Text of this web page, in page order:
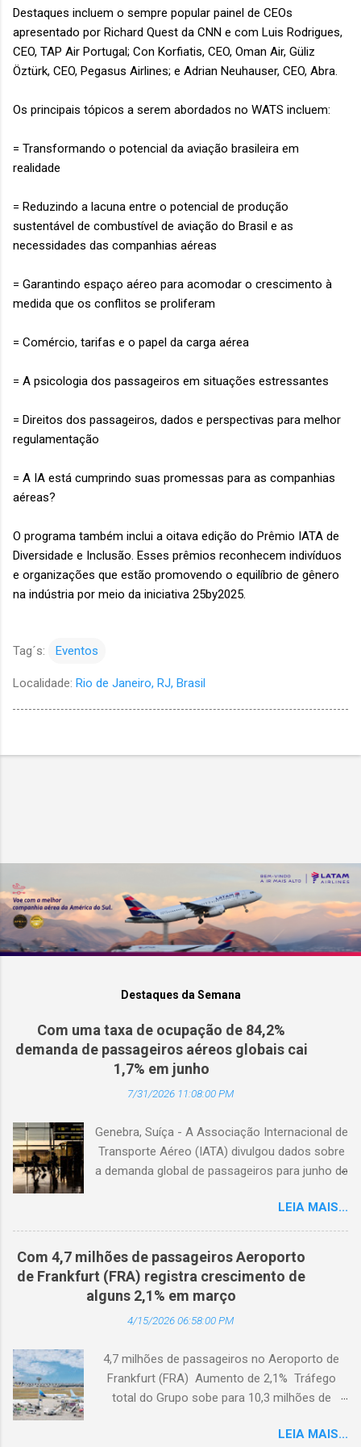
Destaques incluem o sempre popular painel de CEOs
apresentado por Richard Quest da CNN e com Luis Rodrigues,
CEO, TAP Air Portugal; Con Korfiatis, CEO, Oman Air, Güliz
Öztürk, CEO, Pegasus Airlines; e Adrian Neuhauser, CEO, Abra.
Os principais tópicos a serem abordados no WATS incluem:
= Transformando o potencial da aviação brasileira em
realidade
= Reduzindo a lacuna entre o potencial de produção
sustentável de combustível de aviação do Brasil e as
necessidades das companhias aéreas
= Garantindo espaço aéreo para acomodar o crescimento à
medida que os conflitos se proliferam
= Comércio, tarifas e o papel da carga aérea
= A psicologia dos passageiros em situações estressantes
= Direitos dos passageiros, dados e perspectivas para melhor
regulamentação
= A IA está cumprindo suas promessas para as companhias
aéreas?
O programa também inclui a oitava edição do Prêmio IATA de
Diversidade e Inclusão. Esses prêmios reconhecem indivíduos
e organizações que estão promovendo o equilíbrio de gênero
na indústria por meio da iniciativa 25by2025.
Tag´s: Eventos
Localidade: Rio de Janeiro, RJ, Brasil
Destaques da Semana
Com uma taxa de ocupação de 84,2%
demanda de passageiros aéreos globais cai
1,7% em junho
7/31/2026 11:08:00 PM
Genebra, Suíça - A Associação Internacional de
Transporte Aéreo (IATA) divulgou dados sobre
a demanda global de passageiros para junho de
passageiros-quilômetro pagos (RPK), caiu 1,7%
em comparação com junho de 2025. Excluindo
o Oriente Médio, a demanda diminuiu 0,6%. A
capacidade total, medida em assentos-
quilômetro disponíveis (ASK), diminuiu 1,3% em
relação ao ano anterior. A taxa de ocupação foi
de 84,2% (-0,4 ponto percentual em
internacional caiu 0,9% em comparação com
junho de 2025. Excluindo o Oriente Médio, a
demanda cresceu 1,1%. A capacidade diminuiu
ocupação foi de 84,2% (-0,2 ponto percentual
LEIA MAIS...
Com 4,7 milhões de passageiros Aeroporto
de Frankfurt (FRA) registra crescimento de
alguns 2,1% em março
4/15/2026 06:58:00 PM
4,7 milhões de passageiros no Aeroporto de
Frankfurt (FRA) Aumento de 2,1% Tráfego
total do Grupo sobe para 10,3 milhões de
4,7 milhões de passageiros utilizaram o
LEIA MAIS...